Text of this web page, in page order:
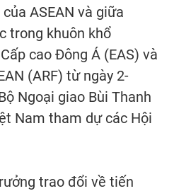
ASEAN và giữa
trong khuôn khổ
cao Đông Á (EAS) và
(ARF) từ ngày 2-
Ngoại giao Bùi Thanh
Nam tham dự các Hội
trao đổi về tiến